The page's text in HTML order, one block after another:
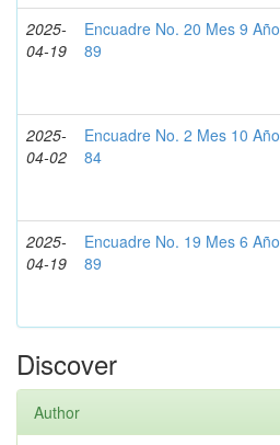
2025-
04-19
Encuadre No. 20 Mes 9 Año
89
2025-
04-02
Encuadre No. 2 Mes 10 Año
84
2025-
04-19
Encuadre No. 19 Mes 6 Año
89
Discover
Author